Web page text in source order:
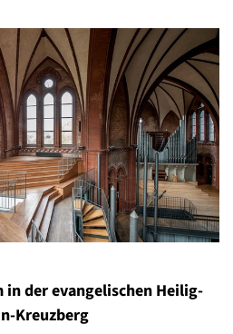
der evangelischen Heilig-
Kreuzberg